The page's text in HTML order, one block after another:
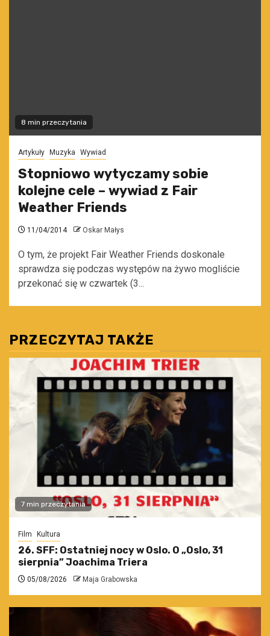
8 min przeczytania
Artykuły Muzyka Wywiad
Stopniowo wytyczamy sobie
kolejne cele – wywiad z Fair
Weather Friends
11/04/2014 Oskar Małys
O tym, że projekt Fair Weather Friends doskonale
sprawdza się podczas występów na żywo mogliście
przekonać się w czwartek (3...
PRZECZYTAJ TAKŻE
7 min przeczytania
Film Kultura
26. SFF: Ostatniej nocy w Oslo. O „Oslo, 31
sierpnia” Joachima Triera
05/08/2026 Maja Grabowska